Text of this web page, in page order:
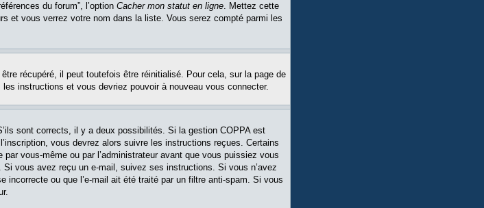
du forum”, l’option Cacher mon statut en ligne. Mettez cette
et vous verrez votre nom dans la liste. Vous serez compté parmi les
récupéré, il peut toutefois être réinitialisé. Pour cela, sur la page de
les instructions et vous devriez pouvoir à nouveau vous connecter.
sont corrects, il y a deux possibilités. Si la gestion COPPA est
vous devrez alors suivre les instructions reçues. Certains
vous-même ou par l’administrateur avant que vous puissiez vous
vous avez reçu un e-mail, suivez ses instructions. Si vous n’avez
incorrecte ou que l’e-mail ait été traité par un filtre anti-spam. Si vous